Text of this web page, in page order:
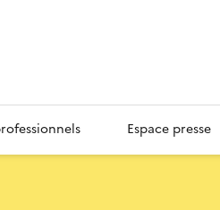
Espace presse